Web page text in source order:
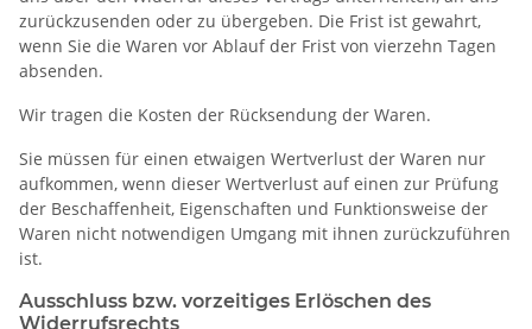
zurückzusenden oder zu übergeben. Die Frist ist gewahrt,
wenn Sie die Waren vor Ablauf der Frist von vierzehn Tagen
absenden.
Wir tragen die Kosten der Rücksendung der Waren.
Sie müssen für einen etwaigen Wertverlust der Waren nur
aufkommen, wenn dieser Wertverlust auf einen zur Prüfung
der Beschaffenheit, Eigenschaften und Funktionsweise der
Waren nicht notwendigen Umgang mit ihnen zurückzuführen
ist.
Ausschluss bzw. vorzeitiges Erlöschen des
Widerrufsrechts